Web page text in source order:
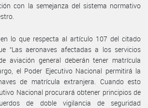
con la semejanza del sistema normativo
lo que respecta al artículo 107 del citado
“Las aeronaves afectadas a los servicios
aviación general deberán tener matrícula
el Poder Ejecutivo Nacional permitirá la
de matrícula extranjera. Cuando esto
Nacional procurará obtener principios de
de doble vigilancia de seguridad